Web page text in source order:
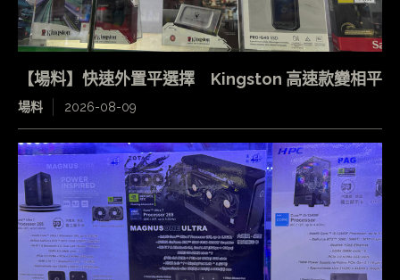
【場料】快速外置平選擇 Kingston 高速款變相平
場料 2026-08-09